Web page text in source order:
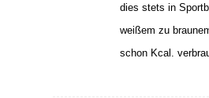
dies stets in
weißem zu
schon Kcal.